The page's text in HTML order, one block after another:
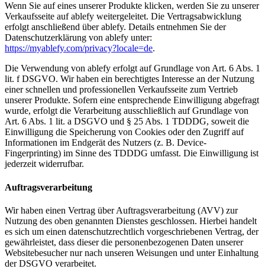
Wenn Sie auf eines unserer Produkte klicken, werden Sie zu unserer
Verkaufsseite auf ablefy weitergeleitet. Die Vertragsabwicklung
erfolgt anschließend über ablefy. Details entnehmen Sie der
Datenschutzerklärung von ablefy unter:
https://myablefy.com/privacy?locale=de.
Die Verwendung von ablefy erfolgt auf Grundlage von Art. 6 Abs. 1
lit. f DSGVO. Wir haben ein berechtigtes Interesse an der Nutzung
einer schnellen und professionellen Verkaufsseite zum Vertrieb
unserer Produkte. Sofern eine entsprechende Einwilligung abgefragt
wurde, erfolgt die Verarbeitung ausschließlich auf Grundlage von
Art. 6 Abs. 1 lit. a DSGVO und § 25 Abs. 1 TDDDG, soweit die
Einwilligung die Speicherung von Cookies oder den Zugriff auf
Informationen im Endgerät des Nutzers (z. B. Device-
Fingerprinting) im Sinne des TDDDG umfasst. Die Einwilligung ist
jederzeit widerrufbar.
Auftragsverarbeitung
Wir haben einen Vertrag über Auftragsverarbeitung (AVV) zur
Nutzung des oben genannten Dienstes geschlossen. Hierbei handelt
es sich um einen datenschutzrechtlich vorgeschriebenen Vertrag, der
gewährleistet, dass dieser die personenbezogenen Daten unserer
Websitebesucher nur nach unseren Weisungen und unter Einhaltung
der DSGVO verarbeitet.